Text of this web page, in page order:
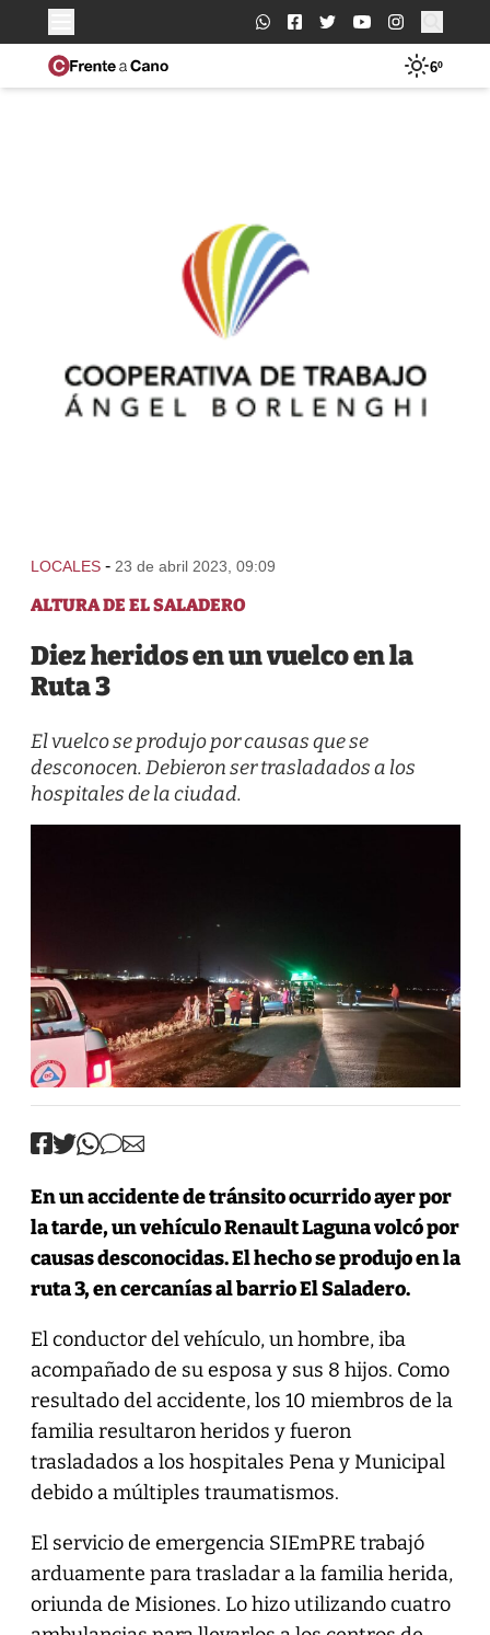
Buscar:
6º
LOCALES - 23 de abril 2023, 09:09
ALTURA DE EL SALADERO
Diez heridos en un vuelco en la
Ruta 3
El vuelco se produjo por causas que se
desconocen. Debieron ser trasladados a los
hospitales de la ciudad.
En un accidente de tránsito ocurrido ayer por
la tarde, un vehículo Renault Laguna volcó por
causas desconocidas. El hecho se produjo en la
ruta 3, en cercanías al barrio El Saladero.
El conductor del vehículo, un hombre, iba
acompañado de su esposa y sus 8 hijos. Como
resultado del accidente, los 10 miembros de la
familia resultaron heridos y fueron
trasladados a los hospitales Pena y Municipal
debido a múltiples traumatismos.
El servicio de emergencia SIEmPRE trabajó
arduamente para trasladar a la familia herida,
oriunda de Misiones. Lo hizo utilizando cuatro